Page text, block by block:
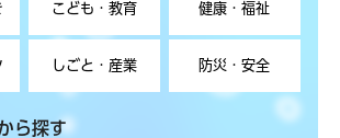
こども・教育 健康・福祉
しごと・産業 防災・安全
ら探す